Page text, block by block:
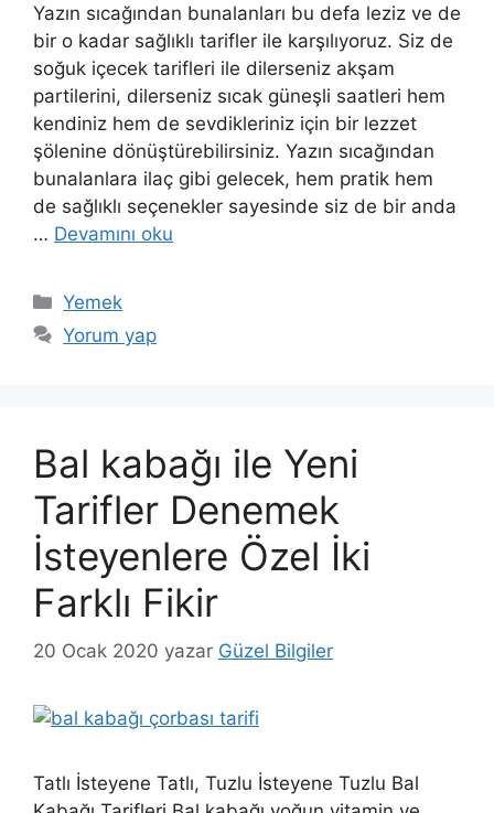
Yazın sıcağından bunalanları bu defa leziz ve de
bir o kadar sağlıklı tarifler ile karşılıyoruz. Siz de
soğuk içecek tarifleri ile dilerseniz akşam
partilerini, dilerseniz sıcak güneşli saatleri hem
kendiniz hem de sevdikleriniz için bir lezzet
şölenine dönüştürebilirsiniz. Yazın sıcağından
bunalanlara ilaç gibi gelecek, hem pratik hem
de sağlıklı seçenekler sayesinde siz de bir anda
… Devamını oku
Kategoriler
Yemek
Yorum yap
Bal kabağı ile Yeni
Tarifler Denemek
İsteyenlere Özel İki
Farklı Fikir
20 Ocak 2020 yazar Güzel Bilgiler
Tatlı İsteyene Tatlı, Tuzlu İsteyene Tuzlu Bal